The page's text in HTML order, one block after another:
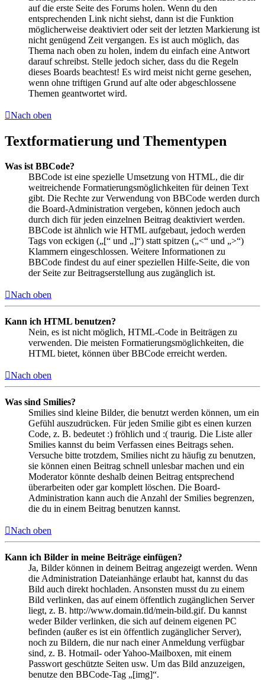
auf die erste Seite des Forums holen. Wenn du den
entsprechenden Link nicht siehst, dann ist die Funktion
möglicherweise deaktiviert oder seit der letzten Markierung ist
nicht genügend Zeit vergangen. Es ist auch möglich, das
Thema nach oben zu holen, indem du einfach eine Antwort
darauf schreibst. Stelle jedoch sicher, dass du die Regeln
dieses Boards beachtest! Es wird meist nicht gerne gesehen,
wenn ohne triftigen Grund auf alte oder abgeschlossene
Themen geantwortet wird.
Nach oben
Textformatierung und Thementypen
Was ist BBCode?
BBCode ist eine spezielle Umsetzung von HTML, die dir
weitreichende Formatierungsmöglichkeiten für deinen Text
gibt. Die Rechte zur Verwendung von BBCode werden durch
die Board-Administration vergeben, können jedoch auch
durch dich für jeden einzelnen Beitrag deaktiviert werden.
BBCode ist ähnlich wie HTML aufgebaut, jedoch werden
Tags von eckigen („[“ und „]“) statt spitzen („<“ und „>“)
Klammern eingeschlossen. Weitere Informationen zu
BBCode findest du auf einer speziellen Hilfe-Seite, die von
der Seite zur Beitragserstellung aus zugänglich ist.
Nach oben
Kann ich HTML benutzen?
Nein, es ist nicht möglich, HTML-Code in Beiträgen zu
verwenden. Die meisten Formatierungsmöglichkeiten, die
HTML bietet, können über BBCode erreicht werden.
Nach oben
Was sind Smilies?
Smilies sind kleine Bilder, die benutzt werden können, um ein
Gefühl auszudrücken. Für jeden Smilie gibt es einen kurzen
Code, z. B. bedeutet :) fröhlich und :( traurig. Die Liste aller
Smilies kannst du beim Verfassen eines Beitrags sehen.
Versuche bitte trotzdem, Smilies nicht zu häufig zu benutzen,
sie können einen Beitrag schnell unlesbar machen und ein
Moderator könnte deshalb deinen Beitrag entsprechend
überarbeiten oder gar komplett löschen. Die Board-
Administration kann auch die Anzahl der Smilies begrenzen,
die du in einem Beitrag benutzen kannst.
Nach oben
Kann ich Bilder in meine Beiträge einfügen?
Ja, Bilder können in deinem Beitrag angezeigt werden. Wenn
die Administration Dateianhänge erlaubt hat, kannst du das
Bild auch direkt hochladen. Ansonsten musst du zu einem
Bild verlinken, das auf einem öffentlich zugänglichen Server
liegt, z. B. http://www.domain.tld/mein-bild.gif. Du kannst
weder Bilder verlinken, die sich auf deinem eigenen PC
befinden (außer es ist ein öffentlich zugänglicher Server),
noch zu Bildern, die nur nach einer Anmeldung verfügbar
sind, z. B. Hotmail- oder Yahoo-Mailboxen, mit einem
Passwort geschützte Seiten usw. Um das Bild anzuzeigen,
benutze den BBCode-Tag „[img]“.